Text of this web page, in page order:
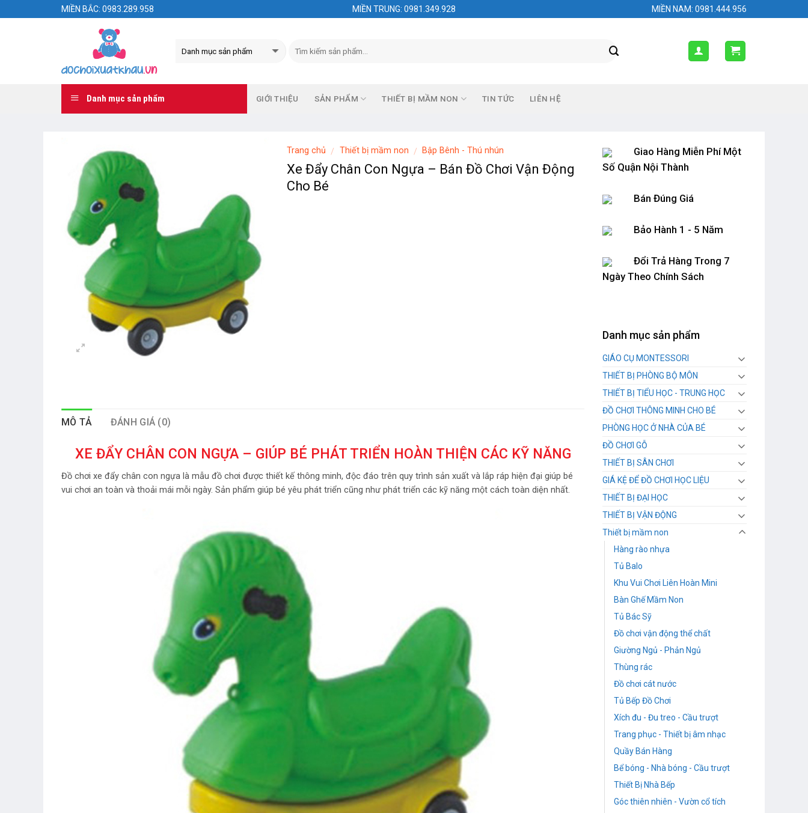
MIỀN BẮC: 0983.289.958 MIỀN TRUNG: 0981.349.928 MIỀN NAM: 0981.444.956
Danh mục sản phẩm GIỚI THIỆU SẢN PHẨM THIẾT BỊ MẦM NON TIN TỨC LIÊN HỆ
Trang chủ / Thiết bị mầm non / Bập Bênh - Thú nhún
Xe Đẩy Chân Con Ngựa – Bán Đồ Chơi Vận Động
Cho Bé
MÔ TẢ ĐÁNH GIÁ (0)
XE ĐẨY CHÂN CON NGỰA – GIÚP BÉ PHÁT TRIỂN HOÀN THIỆN CÁC KỸ NĂNG
Đồ chơi xe đẩy chân con ngựa là mẫu đồ chơi được thiết kế thông minh, độc đáo trên quy trình sản xuất và lắp ráp hiện đại giúp bé
vui chơi an toàn và thoải mái mỗi ngày. Sản phẩm giúp bé yêu phát triển cũng như phát triển các kỹ năng một cách toàn diện nhất.
Giao Hàng Miễn Phí Một
Số Quận Nội Thành
Bán Đúng Giá
Bảo Hành 1 - 5 Năm
Đổi Trả Hàng Trong 7
Ngày Theo Chính Sách
Danh mục sản phẩm
GIÁO CỤ MONTESSORI
THIẾT BỊ PHÒNG BỘ MÔN
THIẾT BỊ TIỂU HỌC - TRUNG HỌC
ĐỒ CHƠI THÔNG MINH CHO BÉ
PHÒNG HỌC Ở NHÀ CỦA BÉ
ĐỒ CHƠI GỖ
THIẾT BỊ SÂN CHƠI
GIÁ KỆ ĐỂ ĐỒ CHƠI HỌC LIỆU
THIẾT BỊ ĐẠI HỌC
THIẾT BỊ VẬN ĐỘNG
Thiết bị mầm non
Hàng rào nhựa
Tủ Balo
Khu Vui Chơi Liên Hoàn Mini
Bàn Ghế Mầm Non
Tủ Bác Sỹ
Đồ chơi vận động thể chất
Giường Ngủ - Phản Ngủ
Thùng rác
Đồ chơi cát nước
Tủ Bếp Đồ Chơi
Xích đu - Đu treo - Cầu trượt
Trang phục - Thiết bị âm nhạc
Quầy Bán Hàng
Bể bóng - Nhà bóng - Cầu trượt
Thiết Bị Nhà Bếp
Góc thiên nhiên - Vườn cổ tích